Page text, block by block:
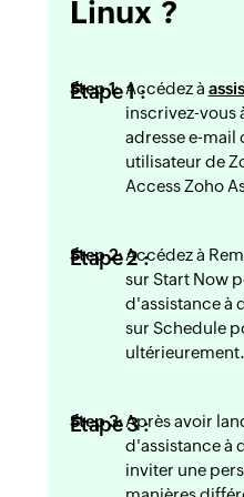
Linux ?
Étape 1 :Accédez à
inscrivez-vous
adresse e-mail
utilisateur de
Access Zoho
Étape 2 :Accédez à
sur Start Now
d'assistance à
sur Schedule
ultérieurement.
Étape 3 :Après avoir
d'assistance à
inviter une